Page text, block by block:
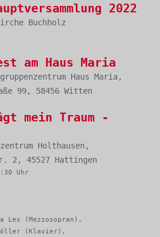
2022
Buchholz
am Haus Maria
Haus Maria,
99, 58456 Witten
mein Traum -
Holthausen,
2, 45527 Hattingen
Uhr
Lex (Mezzosopran),
(Klavier),